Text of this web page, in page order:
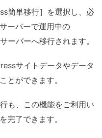
簡単移行］を選択し、必
ーバーで運用中の
ーバーへ移行されます。
サイトデータやデータ
とができます。
も、この機能をご利用い
完了できます。